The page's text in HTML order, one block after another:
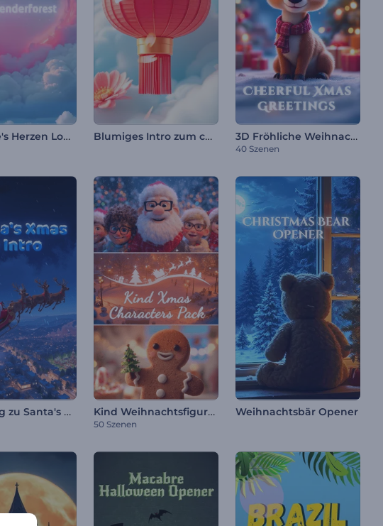
Valentine's Herzen Logo Reveal Blumiges Intro zum chinesischen Neujahr 3D Fröhliche Weihnachtsgrüße
40 Szenen
Einleitung zu Santa's Xmas Ride Kind Weihnachtsfiguren-Paket
50 Szenen
Weihnachtsbär Opener